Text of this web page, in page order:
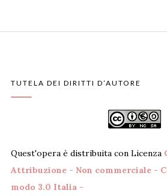
TUTELA DEI DIRITTI D’AUTORE
Quest'opera è distribuita con Licenza
Attribuzione - Non commerciale -
modo 3.0 Italia -